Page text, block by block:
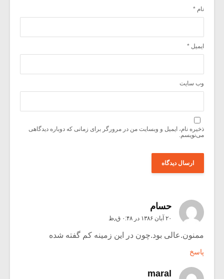
نام *
ایمیل *
وب‌ سایت
ذخیره نام، ایمیل و وبسایت من در مرورگر برای زمانی که دوباره دیدگاهی
می‌نویسم.
حسام
۲۰ آبان ۱۳۸۶ در ۰:۴۸ ق٫ظ
ممنون.عالی بود.چون در این زمینه کم گفته شده
پاسخ
maral